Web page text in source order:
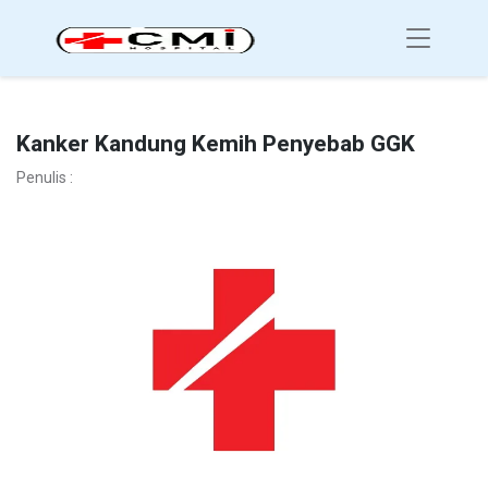
Kanker Kandung Kemih Penyebab GGK
Penulis :